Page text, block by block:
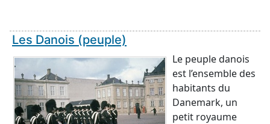
Les Danois (peuple)
Le peuple danois
est l’ensemble des
habitants du
Danemark, un
petit royaume